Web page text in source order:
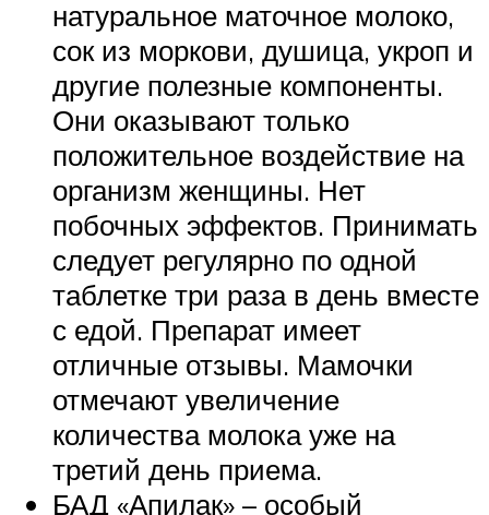
натуральное маточное молоко,
сок из моркови, душица, укроп и
другие полезные компоненты.
Они оказывают только
положительное воздействие на
организм женщины. Нет
побочных эффектов. Принимать
следует регулярно по одной
таблетке три раза в день вместе
с едой. Препарат имеет
отличные отзывы. Мамочки
отмечают увеличение
количества молока уже на
третий день приема.
БАД «Апилак» – особый